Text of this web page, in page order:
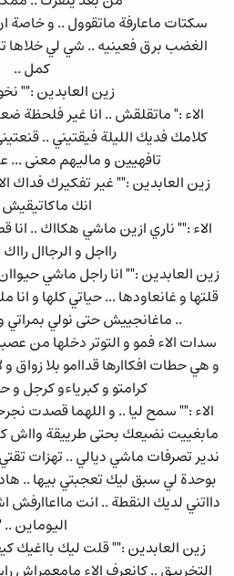
سكتات ماعارفة ماتقوول .. و
الغضب برق فعينيه .. شي لي خلاها
كمل ..
زين العابدين :""
الاء :" ماتقلقش .. انا غير فلحظة
كلامك فديك الليلة فيقتيني ..
تافهيين و ماليهم معنى ...
زين العابدين :"" غير تفكيرك فداك
انك ماكاتيقيش
الاء :"" ناري ازين ماشي هكااك ..
رااجل و الرجاال
زين العابدين :"" انا راجل ماشي
قلتها و غانعاودها ... حياتي كلها و انا
.. ماغانجييش حتى نولي بمراتي
سدات الاء فمو و التوتر دخلها من
و هي حطات افكاارها قداامو بلا زواق و
كرامتو و كبرياءو كرجل و
الاء :"" سمح ليا .. و اللهما قصدت
مابغييت نضيعك بحتى طرييقة وااش
ندير تصرفات ماشي ديالي .. تهزات
بوحدة لي سبق ليك تعجبتي بيها ..
دااتني لديك النقطة .. انت مااعاارفش
اليوماين ..
زين العابدين :"" قلت ليك بااغيك